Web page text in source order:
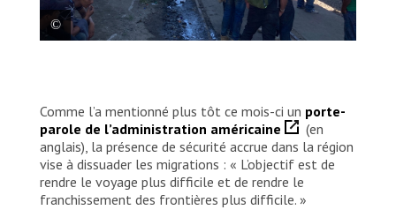
centrale fuyant la violence et les ravages
causés par les derniers ouragans qui ont
frappé la région a augmenté.
Yesika Ocampo/MSF
Comme l’a mentionné plus tôt ce mois-ci un porte-
parole de l’administration américaine
(en
anglais), la présence de sécurité accrue dans la région
vise à dissuader les migrations : « L’objectif est de
rendre le voyage plus difficile et de rendre le
franchissement des frontières plus difficile. »